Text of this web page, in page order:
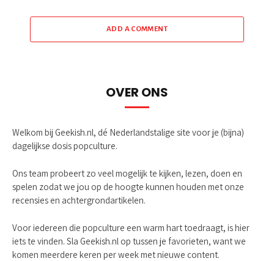
ADD A COMMENT
OVER ONS
Welkom bij Geekish.nl, dé Nederlandstalige site voor je (bijna)
dagelijkse dosis popculture.
Ons team probeert zo veel mogelijk te kijken, lezen, doen en
spelen zodat we jou op de hoogte kunnen houden met onze
recensies en achtergrondartikelen.
Voor iedereen die popculture een warm hart toedraagt, is hier
iets te vinden. Sla Geekish.nl op tussen je favorieten, want we
komen meerdere keren per week met nieuwe content.